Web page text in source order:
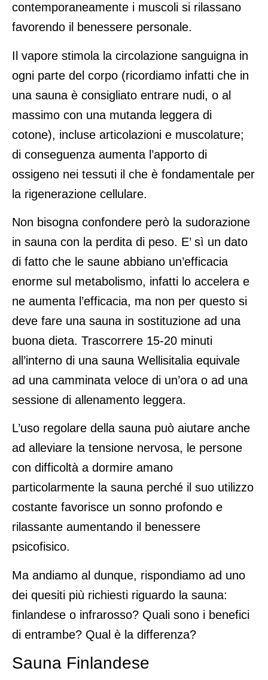
contemporaneamente i muscoli si rilassano
favorendo il benessere personale.
Il vapore stimola la circolazione sanguigna in
ogni parte del corpo (ricordiamo infatti che in
una sauna è consigliato entrare nudi, o al
massimo con una mutanda leggera di
cotone), incluse articolazioni e muscolature;
di conseguenza aumenta l’apporto di
ossigeno nei tessuti il che è fondamentale per
la rigenerazione cellulare.
Non bisogna confondere però la sudorazione
in sauna con la perdita di peso. E’ sì un dato
di fatto che le saune abbiano un’efficacia
enorme sul metabolismo, infatti lo accelera e
ne aumenta l’efficacia, ma non per questo si
deve fare una sauna in sostituzione ad una
buona dieta. Trascorrere 15-20 minuti
all’interno di una sauna Wellisitalia equivale
ad una camminata veloce di un’ora o ad una
sessione di allenamento leggera.
L’uso regolare della sauna può aiutare anche
ad alleviare la tensione nervosa, le persone
con difficoltà a dormire amano
particolarmente la sauna perché il suo utilizzo
costante favorisce un sonno profondo e
rilassante aumentando il benessere
psicofisico.
Ma andiamo al dunque, rispondiamo ad uno
dei quesiti più richiesti riguardo la sauna:
finlandese o infrarosso? Quali sono i benefici
di entrambe? Qual è la differenza?
Sauna Finlandese